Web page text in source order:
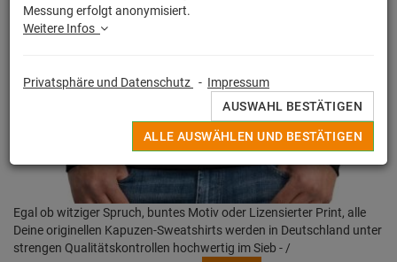
Egal ob witziger Spruch, buntes Motiv oder Lizensierter Print, alle
Deine originellen Kapuzen-Sweatshirts werden in Deutschland unter
strengen Qualitätskontrollen hochwertig im Sieb - /
Messung erfolgt anonymisiert.
Weitere Infos
Privatsphäre und Datenschutz - Impressum
AUSWAHL BESTÄTIGEN
ALLE AUSWÄHLEN UND BESTÄTIGEN